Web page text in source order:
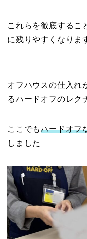
これらを徹底するこ
に残りやすくなりま
オフハウスの仕入れ
るハードオフのレク
ここでもハードオフ
しました